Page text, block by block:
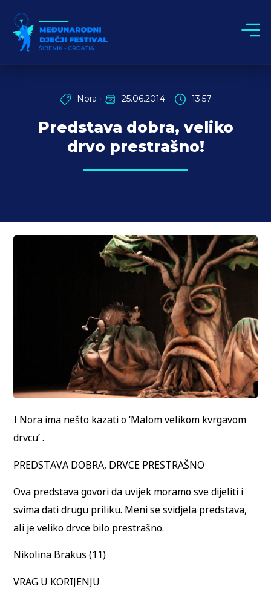
Nora 25.06.2014. 13:57
Predstava dobra, veliko
drvo prestrašno!
I Nora ima nešto kazati o ‘Malom velikom kvrgavom
drvcu’ .
PREDSTAVA DOBRA, DRVCE PRESTRAŠNO
Ova predstava govori da uvijek moramo sve dijeliti i
svima dati drugu priliku. Meni se svidjela predstava,
ali je veliko drvce bilo prestrašno.
Nikolina Brakus (11)
VRAG U KORIJENJU